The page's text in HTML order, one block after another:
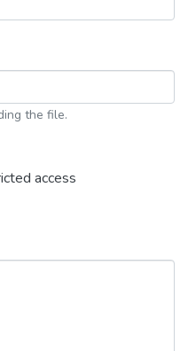
the file.
access